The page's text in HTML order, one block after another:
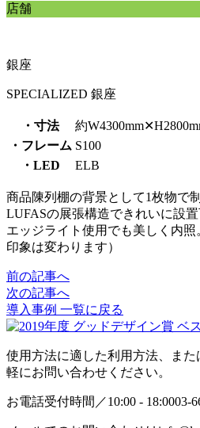
店舗
銀座
SPECIALIZED 銀座
・寸法
約
・フレーム S100
・LED
ELB
商品陳列棚の背景として1枚物で
LUFASの展張構造できれいに設置
エッジライト使用でも美しく内
印象は変わります）
投
稿
ナ
ビ
ゲ
ー
前の記事へ
次の記事へ
導入事例 一覧に戻る
使用方法に適した利用方法、ま
軽にお問い合わせください。
お電話受付時間／10:00 - 18:0003-